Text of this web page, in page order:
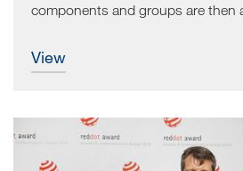
components and groups are then
view